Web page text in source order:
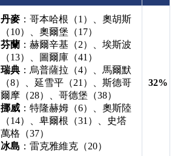
丹麥 ：哥本哈根（1）、奧胡斯
（10）、奧爾堡（17）
芬蘭 ：赫爾辛基（2）、埃斯波
（13）、圖爾庫（41）
瑞典 ：烏普薩拉（4）、馬爾默
（8）、延雪平（21）、斯德哥
爾摩（28）、哥德堡（38）
挪威 ：特隆赫姆（6）、奧斯陸
（14）、卑爾根（31）、史塔
萬格（37）
冰島 ：雷克雅維克（20）
32%